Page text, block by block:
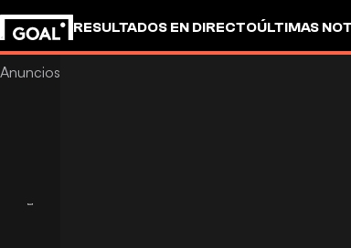
RESULTADOS EN DIRECTOÚLTIMAS